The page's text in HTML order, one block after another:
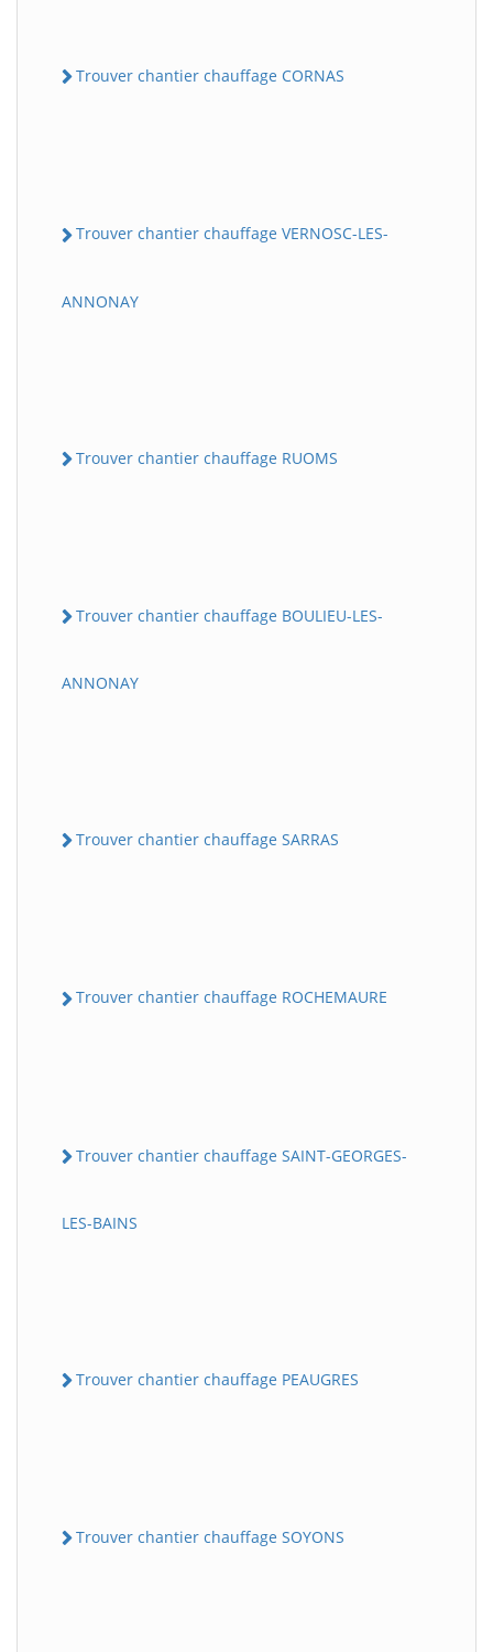
Trouver chantier chauffage CORNAS
Trouver chantier chauffage VERNOSC-LES-
ANNONAY
Trouver chantier chauffage RUOMS
Trouver chantier chauffage BOULIEU-LES-
ANNONAY
Trouver chantier chauffage SARRAS
Trouver chantier chauffage ROCHEMAURE
Trouver chantier chauffage SAINT-GEORGES-
LES-BAINS
Trouver chantier chauffage PEAUGRES
Trouver chantier chauffage SOYONS